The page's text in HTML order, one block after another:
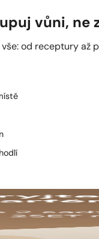
vůni, ne
od receptury až